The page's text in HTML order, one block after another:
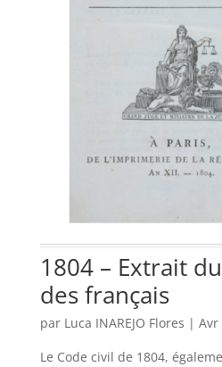
1804 – Extrait
des français
par Luca INAREJO Flores | Avr
Le Code civil de 1804,